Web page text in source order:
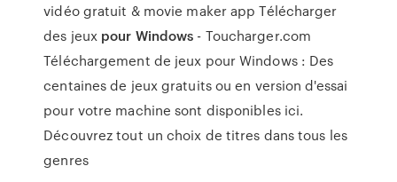
vidéo gratuit & movie maker app Télécharger
des jeux pour Windows - Toucharger.com
Téléchargement de jeux pour Windows : Des
centaines de jeux gratuits ou en version d'essai
pour votre machine sont disponibles ici.
Découvrez tout un choix de titres dans tous les
genres